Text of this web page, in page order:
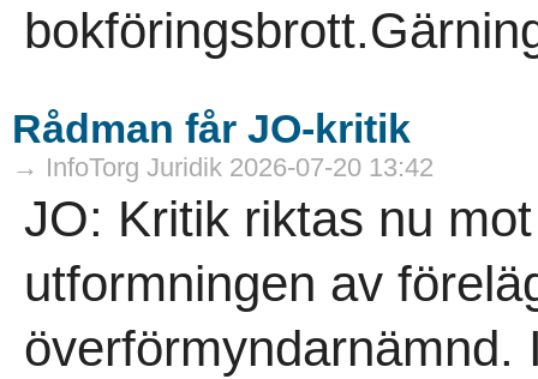
Rådman får JO-kritik
→ InfoTorg Juridik 2026-07-20 13:42
JO: Kritik riktas nu
utformningen av
överförmyndarnämnd.